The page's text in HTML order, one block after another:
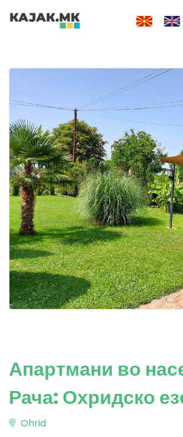
Апартмани во
Рача: Охридско
Ohrid